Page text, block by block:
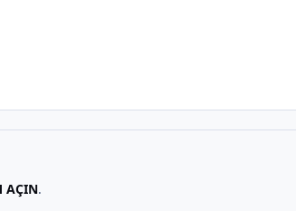
AÇIN.